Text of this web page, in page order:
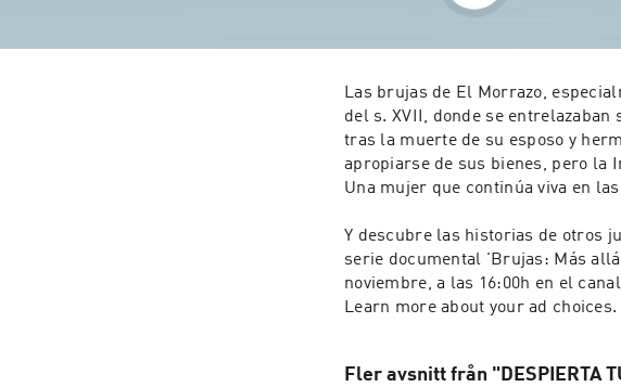
Las brujas de El Morrazo,
del s. XVII, donde se
tras la muerte de su esposo y
apropiarse de sus bienes, pero la
Una mujer que continúa viva en
Y descubre las historias de otros
serie documental 'Brujas: Más
noviembre, a las 16:00h en el
Learn more about your ad
Fler avsnitt från "DESPIERTA